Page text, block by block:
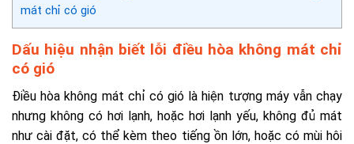
mát chỉ có gió
Dấu hiệu nhận biết lỗi điều hòa không mát chỉ
có gió
Điều hòa không mát chỉ có gió là hiện tượng máy vẫn chạy
nhưng không có hơi lạnh, hoặc hơi lạnh yếu, không đủ mát
như cài đặt, có thể kèm theo tiếng ồn lớn, hoặc có mùi hôi